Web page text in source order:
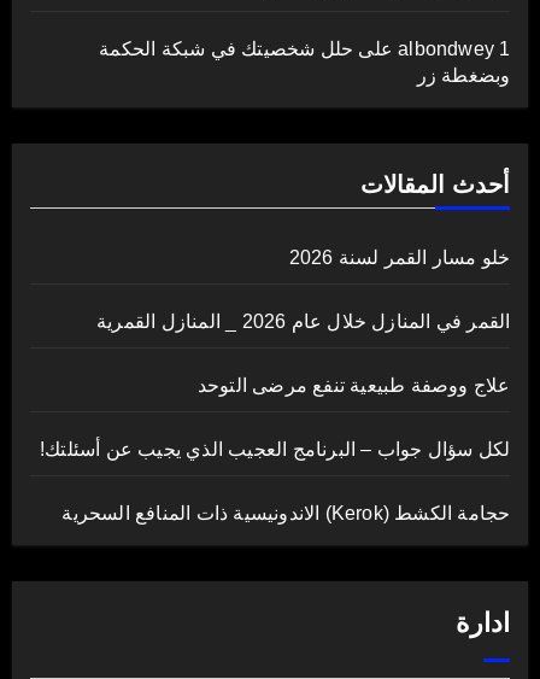
albondwey 1على حلل شخصيتك في شبكة الحكمة
وبضغطة زر
أحدث المقالات
خلو مسار القمر لسنة 2026
القمر في المنازل خلال عام 2026 _ المنازل القمرية
علاج ووصفة طبيعية تنفع مرضى التوحد
لكل سؤال جواب – البرنامج العجيب الذي يجيب عن أسئلتك!
حجامة الكشط (Kerok) الاندونيسية ذات المنافع السحرية
ادارة